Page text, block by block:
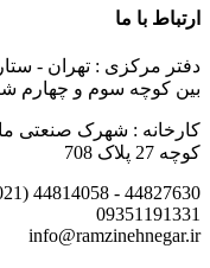
ارتباط با ما
دفتر مرکزی : تهران -
بین کوچه سوم و چهارم شرقی -
کارخانه : شهرک صنعتی
کوچه 27 پلاک 708
44827630 - 44814058 (021)
09351191331
info@ramzinehnegar.ir